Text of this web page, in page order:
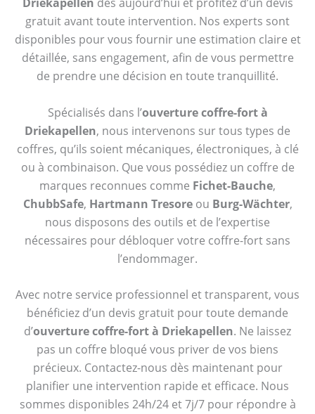
gratuit avant toute intervention. Nos experts sont
disponibles pour vous fournir une estimation claire et
détaillée, sans engagement, afin de vous permettre
de prendre une décision en toute tranquillité.
Spécialisés dans l’ouverture coffre-fort à
Driekapellen, nous intervenons sur tous types de
coffres, qu’ils soient mécaniques, électroniques, à clé
ou à combinaison. Que vous possédiez un coffre de
marques reconnues comme Fichet-Bauche,
ChubbSafe, Hartmann Tresoreou Burg-Wächter,
nous disposons des outils et de l’expertise
nécessaires pour débloquer votre coffre-fort sans
l’endommager.
Avec notre service professionnel et transparent, vous
bénéficiez d’un devis gratuit pour toute demande
d’ouverture coffre-fort à Driekapellen. Ne laissez
pas un coffre bloqué vous priver de vos biens
précieux. Contactez-nous dès maintenant pour
planifier une intervention rapide et efficace. Nous
sommes disponibles 24h/24 et 7j/7 pour répondre à